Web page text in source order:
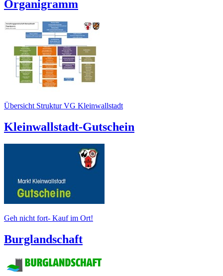
Organigramm
Übersicht Struktur VG Kleinwallstadt
Kleinwallstadt-Gutschein
Geh nicht fort- Kauf im Ort!
Burglandschaft